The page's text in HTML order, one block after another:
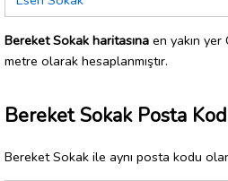
Bereket Sokak haritasına en yakın yer
metre olarak hesaplanmıştır.
Bereket Sokak Posta
Bereket Sokak ile aynı posta kodu